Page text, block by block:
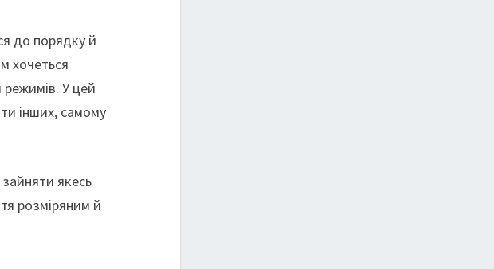
до порядку й
хочеться
У цей
інших, самому
якесь
розміряним й